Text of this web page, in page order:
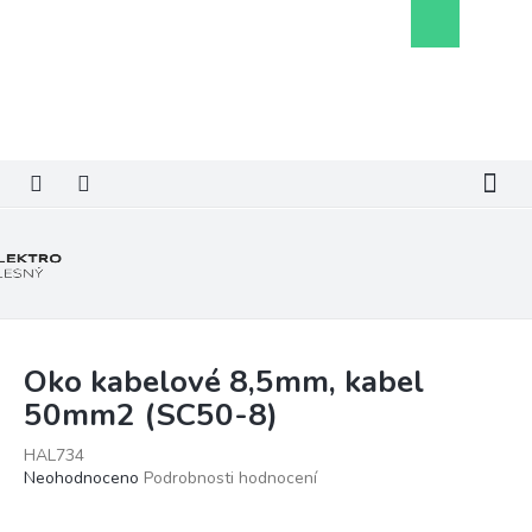
košík
Oko kabelové 8,5mm, kabel
50mm2 (SC50-8)
HAL734
Průměrné
Neohodnoceno Podrobnosti hodnocení